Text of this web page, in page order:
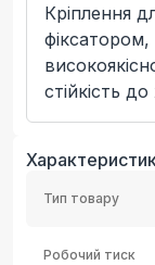
Кріплення
стійкість
Тип товару
Робочий тиск